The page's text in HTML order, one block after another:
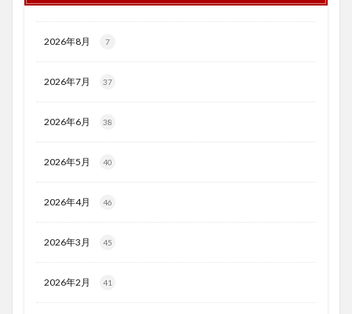
2026年8月 7
2026年7月 37
2026年6月 38
2026年5月 40
2026年4月 46
2026年3月 45
2026年2月 41